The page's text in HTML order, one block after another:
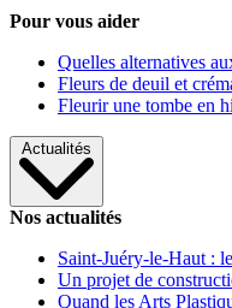
Pour vous aider
Quelles alternatives
Fleurs de deuil et
Fleurir une tombe en
Actualités
Nos actualités
Saint-Juéry-le-Haut :
Un projet de
Quand les Arts